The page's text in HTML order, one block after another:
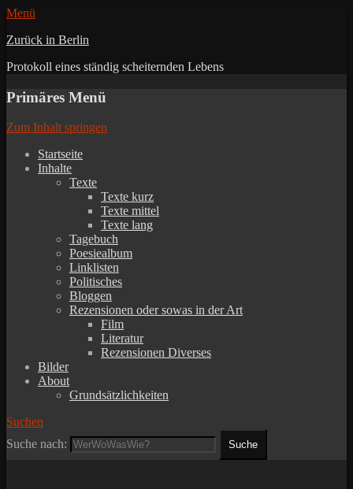
Menü
Zurück in Berlin
Protokoll eines ständig scheiternden Lebens
Primäres Menü
Zum Inhalt springen
Startseite
Inhalte
Texte
Texte kurz
Texte mittel
Texte lang
Tagebuch
Poesiealbum
Linklisten
Politisches
Bloggen
Rezensionen oder sowas in der Art
Film
Literatur
Rezensionen Diverses
Bilder
About
Grundsätzlichkeiten
Suchen
Suche nach: